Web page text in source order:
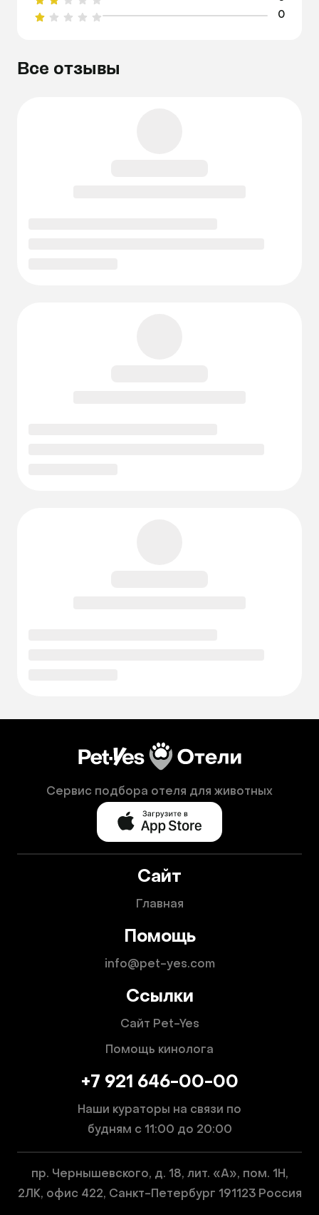
0
Все отзывы
Сервис подбора отеля для животных
Сайт
Главная
Помощь
info@pet-yes.com
Ссылки
Сайт Pet-Yes
Помощь кинолога
+7 921 646-00-00
Наши кураторы на связи по
будням с 11:00 до 20:00
пр. Чернышевского, д. 18, лит. «А», пом. 1Н,
2ЛК, офис 422, Санкт-Петербург 191123 Россия